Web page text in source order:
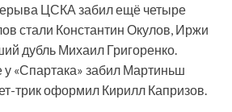
ЦСКА забил ещё четыре
стали Константин Окулов, Иржи
дубль Михаил Григоренко.
у «Спартака» забил Мартиньш
трик оформил Кирилл Капризов.